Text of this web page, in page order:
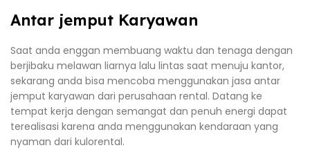
Antar jemput Karyawan
Saat anda enggan membuang waktu dan tenaga dengan
berjibaku melawan liarnya lalu lintas saat menuju kantor,
sekarang anda bisa mencoba menggunakan jasa antar
jemput karyawan dari perusahaan rental. Datang ke
tempat kerja dengan semangat dan penuh energi dapat
terealisasi karena anda menggunakan kendaraan yang
nyaman dari kulorental.